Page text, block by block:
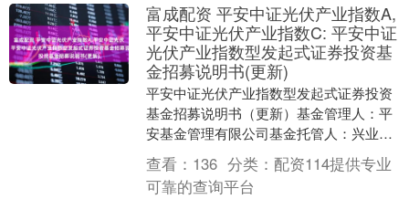
富成配资 平安中证光伏产业指数A,
平安中证光伏产业指数C: 平安中证
光伏产业指数型发起式证券投资基
金招募说明书(更新)
平安中证光伏产业指数型发起式证券投资
基金招募说明书（更新）基金管理人：平
安基金管理有限公司基金托管人：兴业银
行股份有限公司平安中证光伏产业指数型
发起式证券投资基....
查看： 136 分类： 配资114提供专业
可靠的查询平台